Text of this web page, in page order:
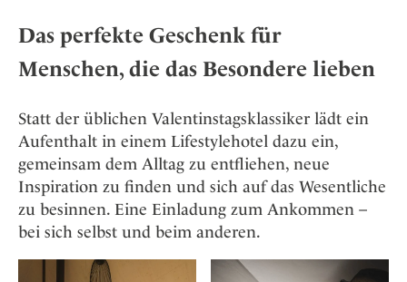
Das perfekte Geschenk für
Menschen, die das Besondere lieben
Statt der üblichen Valentinstagsklassiker lädt ein
Aufenthalt in einem Lifestylehotel dazu ein,
gemeinsam dem Alltag zu entfliehen, neue
Inspiration zu finden und sich auf das Wesentliche
zu besinnen. Eine Einladung zum Ankommen –
bei sich selbst und beim anderen.